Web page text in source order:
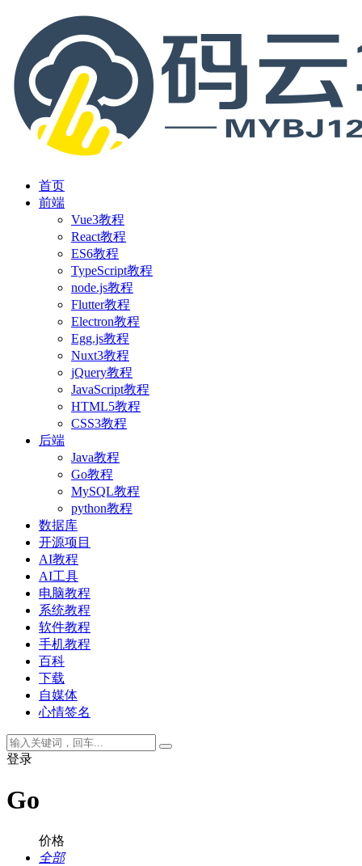
首页
前端
Vue3教程
React教程
ES6教程
TypeScript教程
node.js教程
Flutter教程
Electron教程
Egg.js教程
Nuxt3教程
jQuery教程
JavaScript教程
HTML5教程
CSS3教程
后端
Java教程
Go教程
MySQL教程
python教程
数据库
开源项目
AI教程
AI工具
电脑教程
系统教程
软件教程
手机教程
百科
下载
自媒体
心情签名
登录
Go
价格
全部